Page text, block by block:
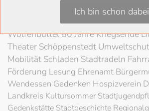
Kunstverein
Braunschweigische Landschaft
Wolfenbüttel80 Jahre Kriegsende
Theater Schöppenstedt
Mobilität Schladen Stadtradeln
Förderung Lesung Ehrenamt
Wendessen Gedenken Hospizverein
Landkreis Kultursommer
Gedenkstätte Stadtgeschichte
Ich bin schon dabei